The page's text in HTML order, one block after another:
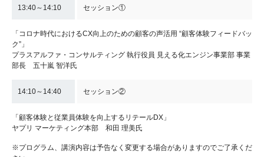
13:40～14:10 セッション①
「コロナ時代におけるCX向上のための顧客の声活用 “顧客体験フィードバッ
ク”」
プラスアルファ・コンサルティング 執行役員 見える化エンジン事業部 事業
部長 五十嵐 智洋氏
14:10～14:40 セッション②
「顧客体験と従業員体験を向上するリテールDX」
ヤプリ マーケティング本部 和田 理美氏
※プログラム、講演内容は予告なく変更する場合がありますのでご了承くだ